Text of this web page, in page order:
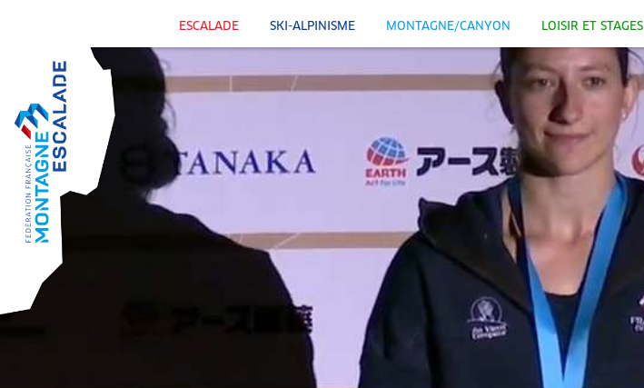
ESCALADE SKI-ALPINISME MONTAGNE/CANYON LOISIR ET STAGES